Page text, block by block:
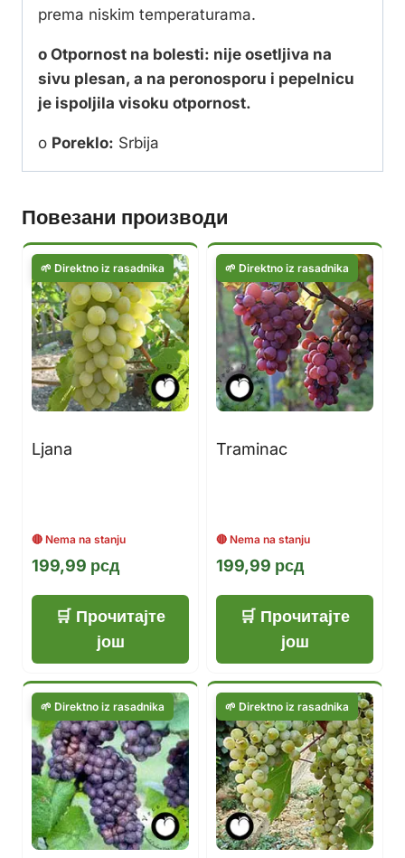
prema niskim temperaturama.
o Otpornost na bolesti: nije osetljiva na
sivu plesan, a na peronosporu i pepelnicu
je ispoljila visoku otpornost.
o Poreklo: Srbija
Повезани производи
Ljana
199,99 рсд
Прочитајте
још
Traminac
199,99 рсд
Прочитајте
још